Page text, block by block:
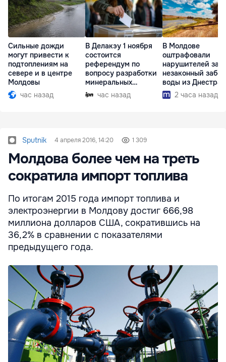
Сильные дожди
могут привести к
подтоплениям на
севере и в центре
Молдовы
час назад
В Делакэу 1 ноября
состоится
референдум по
вопросу разработки
минеральных
ресурсов
час назад
В Молдове
оштрафовали
нарушителей за
незаконный забор
воды из Днестра
2 часа назад
Sputnik 4 апреля 2016, 14:20 1 309
Молдова более чем на треть
сократила импорт топлива
По итогам 2015 года импорт топлива и
электроэнергии в Молдову достиг 666,98
миллиона долларов США, сократившись на
36,2% в сравнении с показателями
предыдущего года.